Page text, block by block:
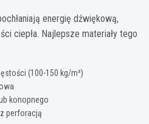
energię dźwiękową,
ciepła. Najlepsze materiały tego
(100-150 kg/m³)
konopnego
perforacją